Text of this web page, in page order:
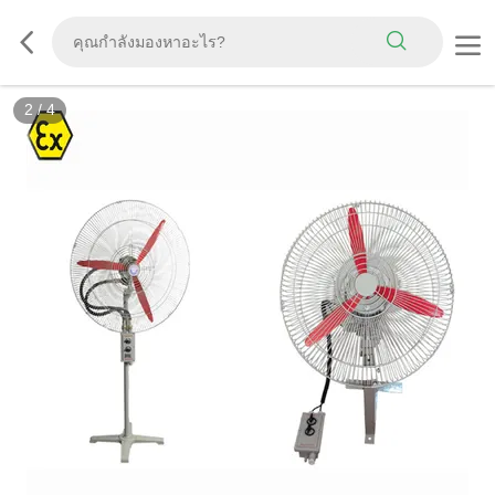
2 /4